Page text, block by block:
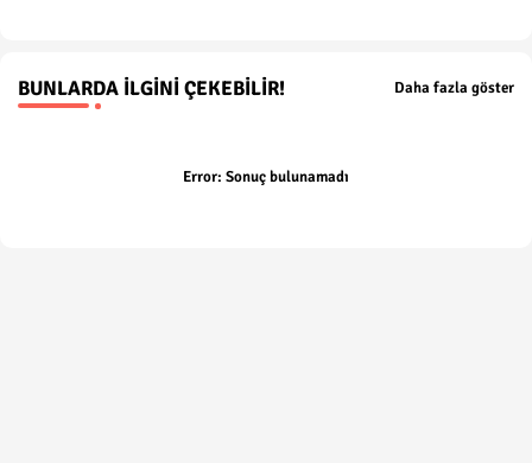
BUNLARDA İLGINI ÇEKEBILIR! Daha fazla göster
Error: Sonuç bulunamadı